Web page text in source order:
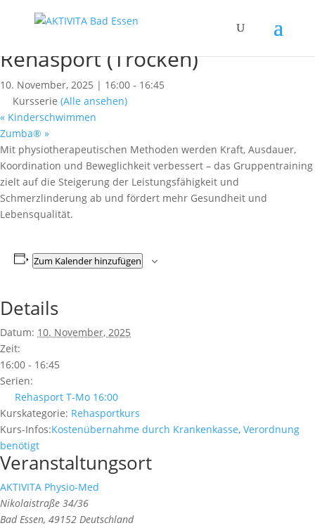
« Alle Kurse
Rehasport (Trocken)
10. November, 2025 | 16:00 - 16:45
Kursserie (Alle ansehen)
« Kinderschwimmen
Zumba® »
Mit physiotherapeutischen Methoden werden Kraft, Ausdauer,
Koordination und Beweglichkeit verbessert – das Gruppentraining
zielt auf die Steigerung der Leistungsfähigkeit und
Schmerzlinderung ab und fördert mehr Gesundheit und
Lebensqualität.
Zum Kalender hinzufügen
Details
Datum: 10. November, 2025
Zeit:
16:00 - 16:45
Serien:
Rehasport T-Mo 16:00
Kurskategorie: Rehasportkurs
Kurs-Infos:Kostenübernahme durch Krankenkasse, Verordnung
benötigt
Veranstaltungsort
AKTIVITA Physio-Med
Nikolaistraße 34/36
Bad Essen, 49152 Deutschland